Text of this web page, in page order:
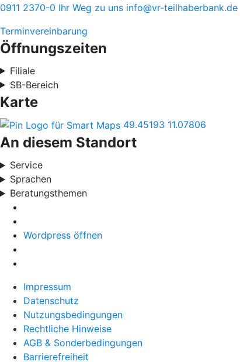
0911 2370-0 Ihr Weg zu uns info@vr-teilhaberbank.de
Terminvereinbarung
Öffnungszeiten
Filiale
SB-Bereich
Karte
49.45193 11.07806
An diesem Standort
Service
Sprachen
Beratungsthemen
Wordpress öffnen
Impressum
Datenschutz
Nutzungsbedingungen
Rechtliche Hinweise
AGB & Sonderbedingungen
Barrierefreiheit